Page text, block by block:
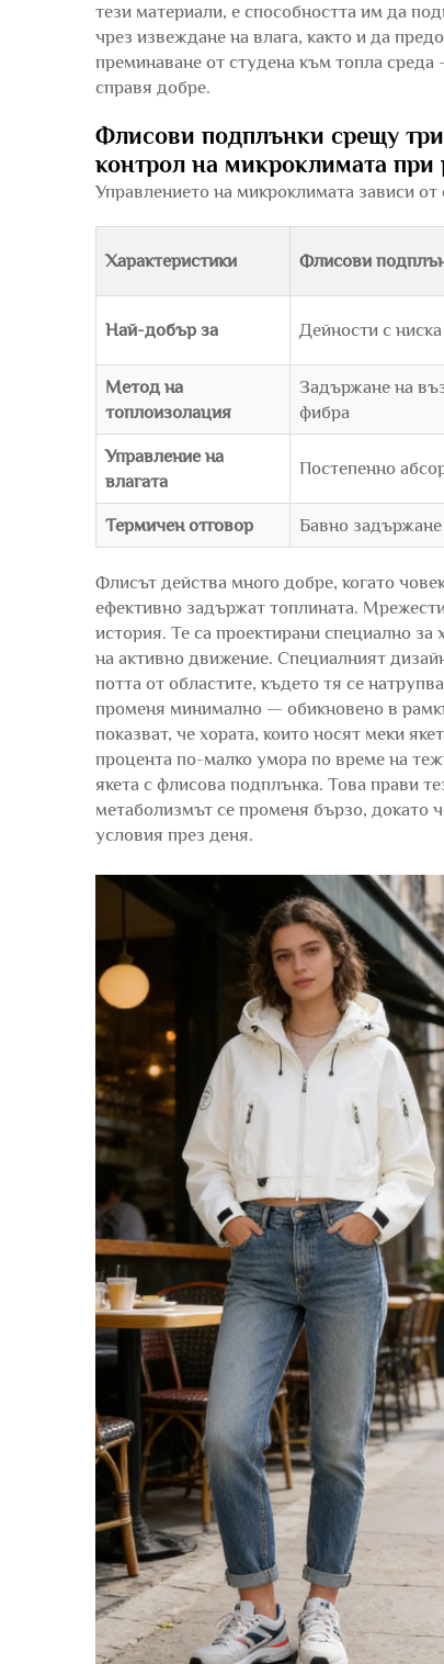
тези материали, е способността им да
чрез извеждане на влага, както и да
преминаване от студена към топла
справя добре.
Флисови подплънки срещу
контрол на микроклимата при
Управлението на микроклимата зависи
Характеристики Флисови
Най-добър за Дейности с
Метод на
топлоизолация
Задържане на
фибра
Управление на
влагата
Постепенно
Термичен отговор Бавно
Флисът действа много добре, когато
ефективно задържат топлината.
история. Те са проектирани специално
на активно движение. Специалният
потта от областите, където тя се
променя минимално — обикновено в
показват, че хората, които носят меки
процента по-малко умора по време на
якета с флисова подплънка. Това прави
метаболизмът се променя бързо, докато
условия през деня.